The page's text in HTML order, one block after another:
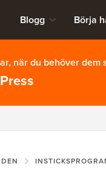
Blogg Börja
när du behöver dem